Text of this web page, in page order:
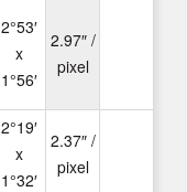
2°53′
x
1°56′
2.97″ /
pixel
2°19′
x
1°32′
2.37″ /
pixel